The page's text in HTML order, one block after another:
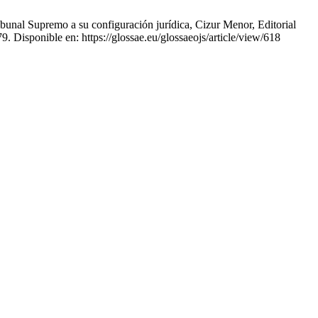
Supremo a su configuración jurídica, Cizur Menor, Editorial
Disponible en: https://glossae.eu/glossaeojs/article/view/618